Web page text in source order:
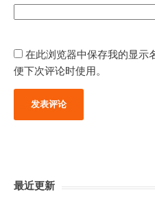
在此浏览器中保存我的显示
便下次评论时使用。
最近更新